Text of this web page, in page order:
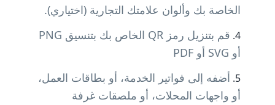
الخاصة بك وألوان علامتك التجارية (اختياري).
قم بتنزيل رمز QR الخاص بك بتنسيق PNG
أو SVG أو PDF
أضفه إلى فواتير الخدمة، أو بطاقات العمل،
أو واجهات المحلات، أو ملصقات غرفة